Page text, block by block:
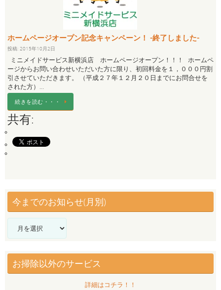
ホームページオープン記念キャンペーン！ -終了しました-
投稿: 2015年10月2日
ミニメイドサービス新横浜店 ホームページオープン！！！ ホームペ
ージからお問い合わせいただいた方に限り、初回料金を１，０００円割
引させていただきます。 （平成２７年１２月２０日までにお問合せを
された方）…
続きを読む・・・
共有:
今までのお知らせ(月別)
お掃除以外のサービス
詳細はコチラ！！